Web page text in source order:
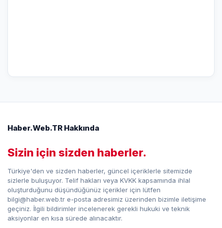
Haber.Web.TR Hakkında
Sizin için sizden haberler.
Türkiye'den ve sizden haberler, güncel içeriklerle sitemizde
sizlerle buluşuyor. Telif hakları veya KVKK kapsamında ihlal
oluşturduğunu düşündüğünüz içerikler için lütfen
bilgi@haber.web.tr e-posta adresimiz üzerinden bizimle iletişime
geçiniz. İlgili bildirimler incelenerek gerekli hukuki ve teknik
aksiyonlar en kısa sürede alınacaktır.